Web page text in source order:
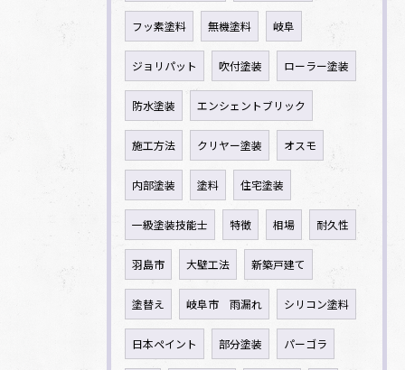
フッ素塗料 無機塗料 岐阜
ジョリパット 吹付塗装 ローラー塗装
防水塗装 エンシェントブリック
施工方法 クリヤー塗装 オスモ
内部塗装 塗料 住宅塗装
一級塗装技能士 特徴 相場 耐久性
羽島市 大壁工法 新築戸建て
塗替え 岐阜市 雨漏れ シリコン塗料
日本ペイント 部分塗装 パーゴラ